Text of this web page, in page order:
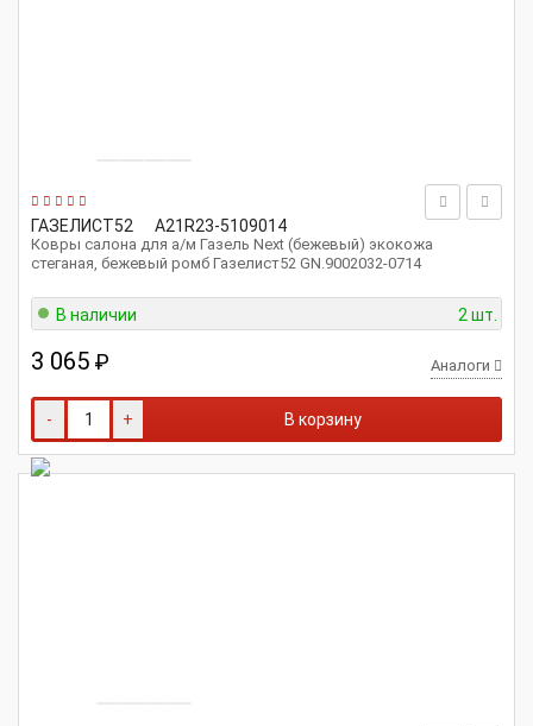
ГАЗЕЛИСТ52 A21R23-5109014
Ковры салона для а/м Газель Next (бежевый) экокожа
стеганая, бежевый ромб Газелист52 GN.9002032-0714
В наличии 2 шт.
3 065 ₽ Аналоги
- + В корзину